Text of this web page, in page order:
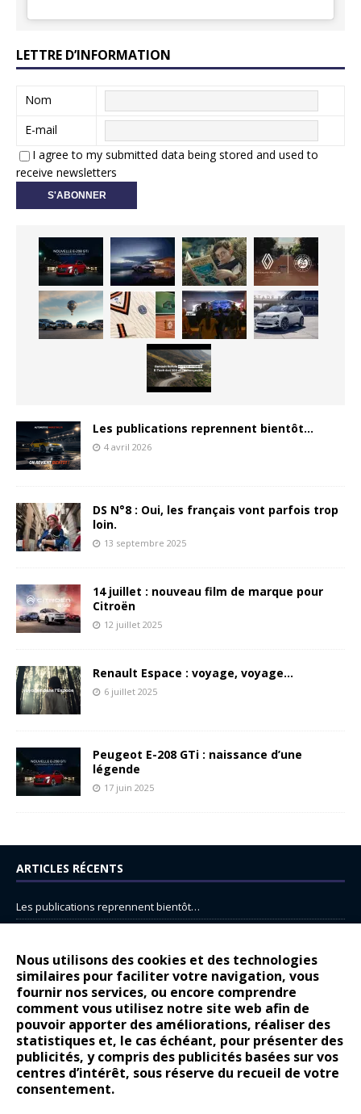
Nous utilisons des cookies et des technologies
similaires pour faciliter votre navigation, vous
fournir nos services, ou encore comprendre
comment vous utilisez notre site web afin de
pouvoir apporter des améliorations, réaliser des
statistiques et, le cas échéant, pour présenter des
publicités, y compris des publicités basées sur vos
centres d’intérêt, sous réserve du recueil de votre
consentement.
LETTRE D’INFORMATION
Nom
E-mail
I agree to my submitted data being stored and used to
receive newsletters
Les publications reprennent bientôt…
4 avril 2026
DS N°8 : Oui, les français vont parfois trop
loin.
13 septembre 2025
14 juillet : nouveau film de marque pour
Citroën
12 juillet 2025
Renault Espace : voyage, voyage…
6 juillet 2025
Peugeot E-208 GTi : naissance d’une
légende
17 juin 2025
ARTICLES RÉCENTS
Les publications reprennent bientôt…
14 juillet : nouveau film de marque pour Citroën
Renault Espace : voyage, voyage…
Peugeot E-208 GTi : naissance d’une légende
COMMENTAIRES RÉCENTS
Bernard DardartdansDacia Sandero : pour les gens vrais